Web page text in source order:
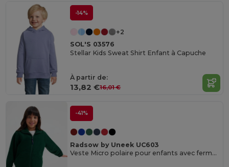
-14%
+2
SOL'S 03576
Stellar Kids Sweat Shirt Enfant à Capuche
À partir de:
13,82 €16,01 €
-41%
Radsow by Uneek UC603
Veste Micro polaire pour enfants avec fermeture éclair